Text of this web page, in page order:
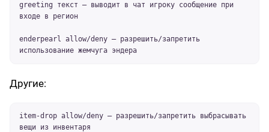
greeting текст – выводит в чат игроку сообщение при
входе в регион
enderpearl allow/deny – разрешить/запретить
использование жемчуга эндера
Другие:
item-drop allow/deny – разрешить/запретить выбрасывать
вещи из инвентаря